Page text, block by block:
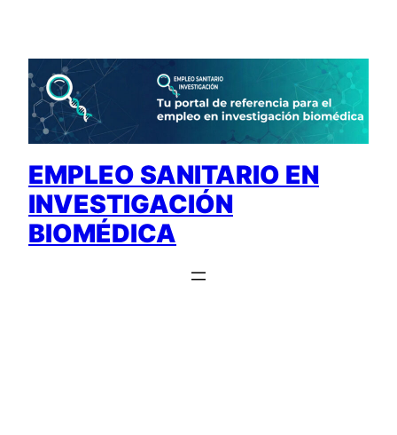
contenido
EMPLEO SANITARIO EN
INVESTIGACIÓN
BIOMÉDICA